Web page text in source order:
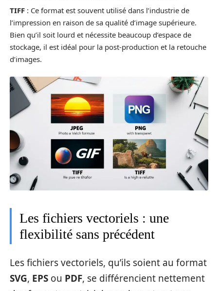
TIFF : Ce format est souvent utilisé dans l’industrie de
l’impression en raison de sa qualité d’image supérieure.
Bien qu’il soit lourd et nécessite beaucoup d’espace de
stockage, il est idéal pour la post-production et la retouche
d’images.
Les fichiers vectoriels : une
flexibilité sans précédent
Les fichiers vectoriels, qu’ils soient au format
SVG, EPS ou PDF, se différencient nettement